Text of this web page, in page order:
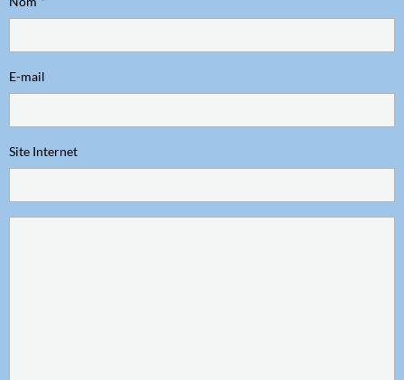
E-mail
Site Internet